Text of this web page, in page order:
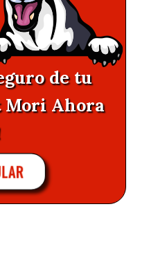
de tu
Mori Ahora